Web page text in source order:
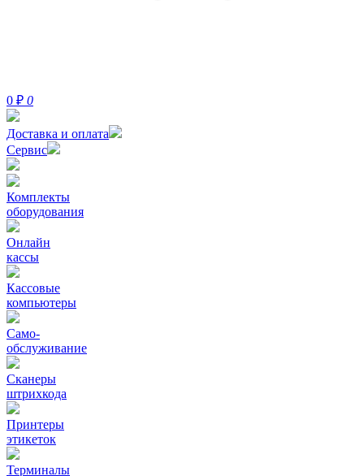
0 ₽ 0
Доставка и оплата
Сервис
Комплекты
оборудования
Онлайн
кассы
Кассовые
компьютеры
Само-
обслуживание
Сканеры
штрихкода
Принтеры
этикеток
Терминалы